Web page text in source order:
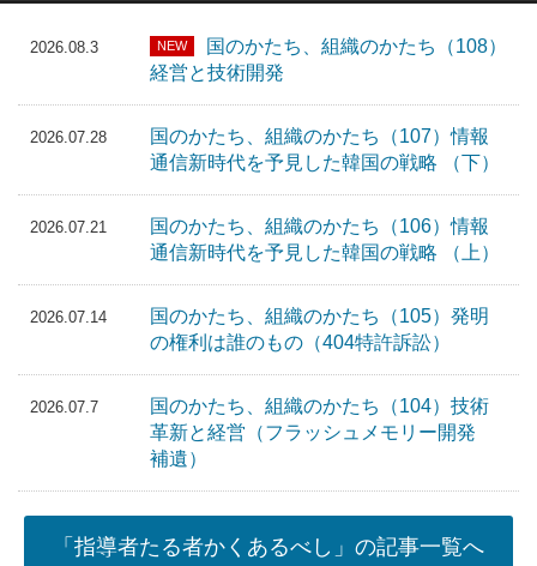
2026.08.3 NEW
国のかたち、組織のかたち（108）
経営と技術開発
2026.07.28
国のかたち、組織のかたち（107）情報
通信新時代を予見した韓国の戦略 （下）
2026.07.21
国のかたち、組織のかたち（106）情報
通信新時代を予見した韓国の戦略 （上）
2026.07.14
国のかたち、組織のかたち（105）発明
の権利は誰のもの（404特許訴訟）
2026.07.7
国のかたち、組織のかたち（104）技術
革新と経営（フラッシュメモリー開発
補遺）
「指導者たる者かくあるべし」の記事一覧へ